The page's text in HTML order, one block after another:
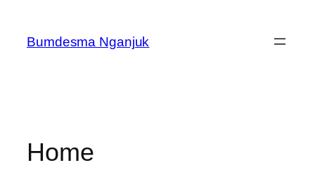
content
Bumdesma Nganjuk
Home